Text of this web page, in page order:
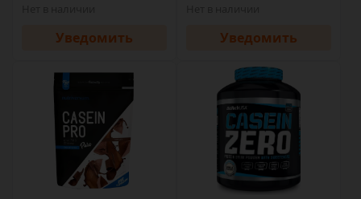
Уведомить Уведомить